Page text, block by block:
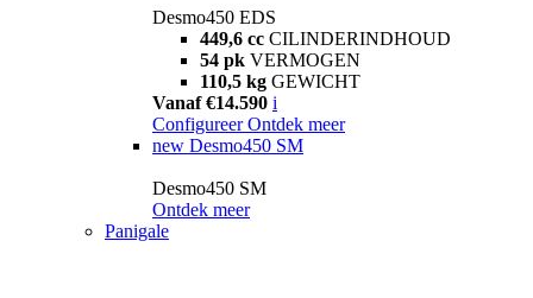
Desmo450 EDS
449,6 cc CILINDERINDHOUD
54 pk VERMOGEN
110,5 kg GEWICHT
Vanaf €14.590 i
Configureer Ontdek meer
new Desmo450 SM
Desmo450 SM
Ontdek meer
Panigale